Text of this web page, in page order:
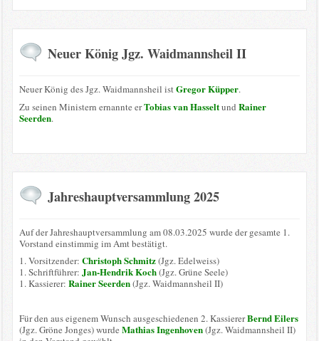
Neuer König Jgz. Waidmannsheil II
Neuer König des Jgz. Waidmannsheil istGregor Küpper.
Zu seinen Ministern ernannte erTobias van Hasseltund Rainer
Seerden.
Jahreshauptversammlung 2025
Auf der Jahreshauptversammlung am 08.03.2025 wurde der gesamte 1.
Vorstand einstimmig im Amt bestätigt.
1. Vorsitzender: Christoph Schmitz(Jgz. Edelweiss)
1. Schriftführer: Jan-Hendrik Koch(Jgz. Grüne Seele)
1. Kassierer: Rainer Seerden(Jgz. Waidmannsheil II)
Für den aus eigenem Wunsch ausgeschiedenen 2. KassiererBernd Eilers
(Jgz. Gröne Jonges) wurde Mathias Ingenhoven(Jgz. Waidmannsheil II)